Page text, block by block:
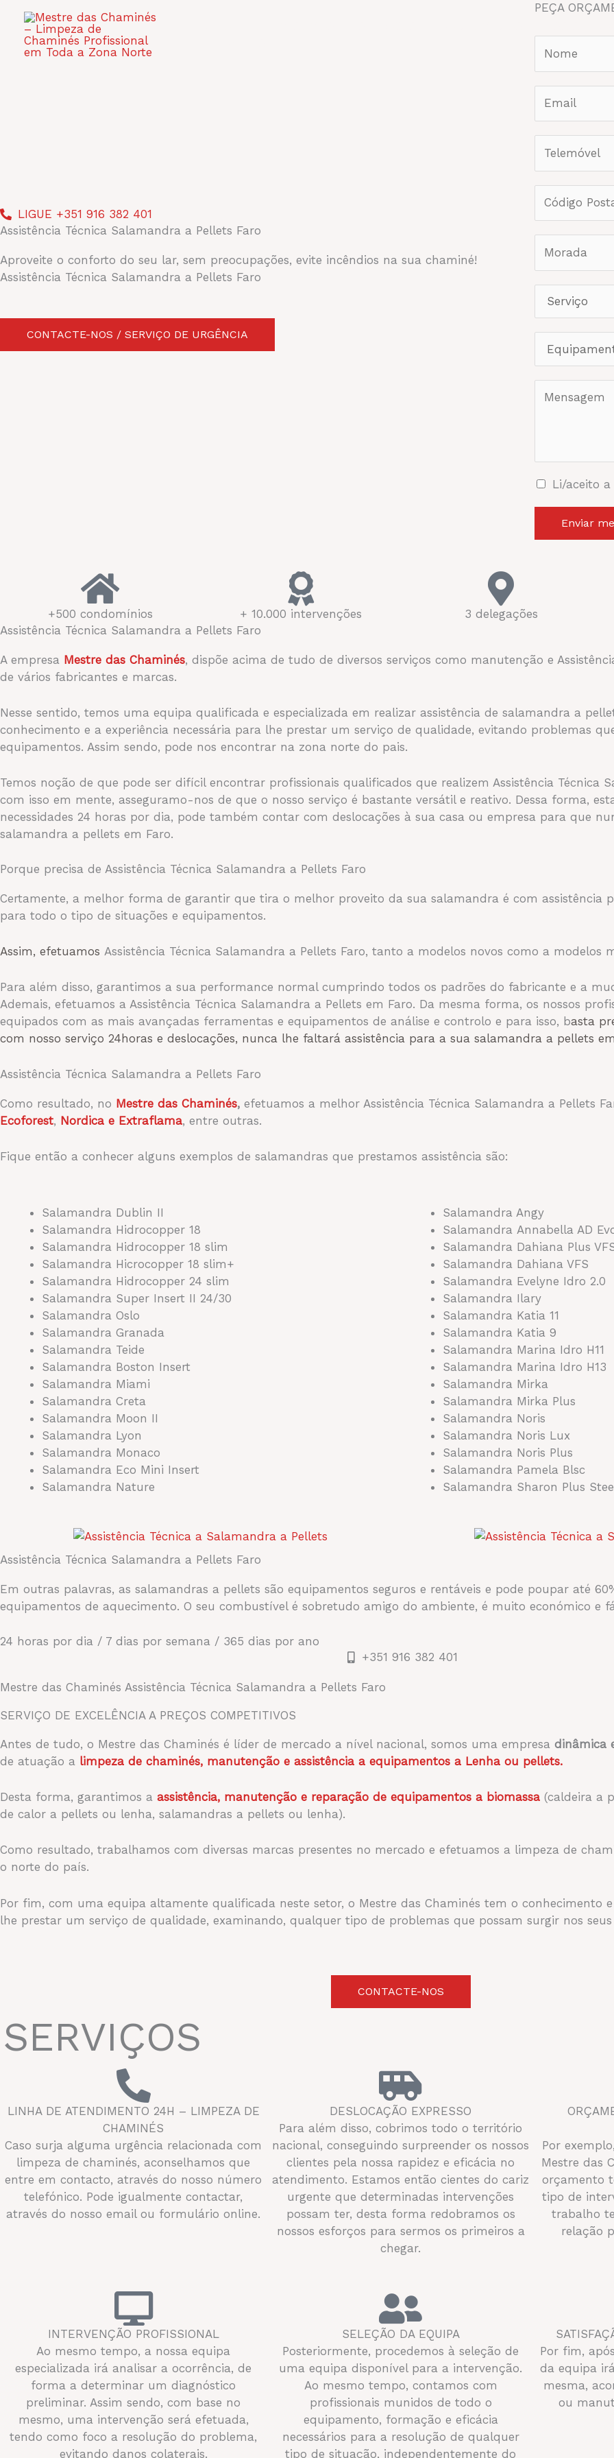
content
LIGUE +351 916 382 401
Assistência Técnica Salamandra a Pellets Faro
Aproveite o conforto do seu lar, sem preocupações, evite incêndios na sua chaminé!
Assistência Técnica Salamandra a Pellets Faro
CONTACTE-NOS / SERVIÇO DE URGÊNCIA
PEÇA
Li/aceito a
Enviar
+500 condomínios + 10.000 intervenções 3 delegações
Assistência Técnica Salamandra a Pellets Faro
A empresa Mestre das Chaminés, dispõe acima de tudo de diversos serviços como manutenção e
de vários fabricantes e marcas.
Nesse sentido, temos uma equipa qualificada e especializada em realizar assistência de salamandra a
conhecimento e a experiência necessária para lhe prestar um serviço de qualidade, evitando problemas
equipamentos. Assim sendo, pode nos encontrar na zona norte do pais.
Temos noção de que pode ser difícil encontrar profissionais qualificados que realizem Assistência Técnica
com isso em mente, asseguramo-nos de que o nosso serviço é bastante versátil e reativo. Dessa forma,
necessidades 24 horas por dia, pode também contar com deslocações à sua casa ou empresa para que
salamandra a pellets em Faro.
Porque precisa de Assistência Técnica Salamandra a Pellets Faro
Certamente, a melhor forma de garantir que tira o melhor proveito da sua salamandra é com assistência
para todo o tipo de situações e equipamentos.
Assim, efetuamos Assistência Técnica Salamandra a Pellets Faro, tanto a modelos novos como a modelos
Para além disso, garantimos a sua performance normal cumprindo todos os padrões do fabricante e a
Ademais, efetuamos a Assistência Técnica Salamandra a Pellets em Faro. Da mesma forma, os nossos
equipados com as mais avançadas ferramentas e equipamentos de análise e controlo e para isso, basta
com nosso serviço 24horas e deslocações, nunca lhe faltará assistência para a sua salamandra a pellets em
Assistência Técnica Salamandra a Pellets Faro
Como resultado, no Mestre das Chaminés, efetuamos a melhor Assistência Técnica Salamandra a Pellets
Ecoforest, Nordica e Extraflama, entre outras.
Fique então a conhecer alguns exemplos de salamandras que prestamos assistência são:
Salamandra Dublin II
Salamandra Hidrocopper 18
Salamandra Hidrocopper 18 slim
Salamandra Hicrocopper 18 slim+
Salamandra Hidrocopper 24 slim
Salamandra Super Insert II 24/30
Salamandra Oslo
Salamandra Granada
Salamandra Teide
Salamandra Boston Insert
Salamandra Miami
Salamandra Creta
Salamandra Moon II
Salamandra Lyon
Salamandra Monaco
Salamandra Eco Mini Insert
Salamandra Nature
Salamandra Angy
Salamandra Annabella AD
Salamandra Dahiana Plus
Salamandra Dahiana VFS
Salamandra Evelyne Idro 2.0
Salamandra Ilary
Salamandra Katia 11
Salamandra Katia 9
Salamandra Marina Idro H11
Salamandra Marina Idro H13
Salamandra Mirka
Salamandra Mirka Plus
Salamandra Noris
Salamandra Noris Lux
Salamandra Noris Plus
Salamandra Pamela Blsc
Salamandra Sharon Plus
Assistência Técnica Salamandra a Pellets Faro
Em outras palavras, as salamandras a pellets são equipamentos seguros e rentáveis e pode poupar até
equipamentos de aquecimento. O seu combustível é sobretudo amigo do ambiente, é muito económico e
24 horas por dia / 7 dias por semana / 365 dias por ano
+351 916 382 401
Mestre das Chaminés Assistência Técnica Salamandra a Pellets Faro
SERVIÇO DE EXCELÊNCIA A PREÇOS COMPETITIVOS
Antes de tudo, o Mestre das Chaminés é líder de mercado a nível nacional, somos uma empresa dinâmica
de atuação a limpeza de chaminés, manutenção e assistência a equipamentos a Lenha ou pellets.
Desta forma, garantimos a assistência, manutenção e reparação de equipamentos a biomassa (caldeira a
de calor a pellets ou lenha, salamandras a pellets ou lenha).
Como resultado, trabalhamos com diversas marcas presentes no mercado e efetuamos a limpeza de
o norte do país.
Por fim, com uma equipa altamente qualificada neste setor, o Mestre das Chaminés tem o conhecimento
lhe prestar um serviço de qualidade, examinando, qualquer tipo de problemas que possam surgir nos
CONTACTE-NOS
SERVIÇOS
LINHA DE ATENDIMENTO 24H – LIMPEZA DE
CHAMINÉS
Caso surja alguma urgência relacionada com
limpeza de chaminés, aconselhamos que
entre em contacto, através do nosso número
telefónico. Pode igualmente contactar,
através do nosso email ou formulário online.
DESLOCAÇÃO EXPRESSO
Para além disso, cobrimos todo o território
nacional, conseguindo surpreender os nossos
clientes pela nossa rapidez e eficácia no
atendimento. Estamos então cientes do cariz
urgente que determinadas intervenções
possam ter, desta forma redobramos os
nossos esforços para sermos os primeiros a
chegar.
Por
Mestre das
orçamento
tipo de
trabalho
relação
INTERVENÇÃO PROFISSIONAL
Ao mesmo tempo, a nossa equipa
especializada irá analisar a ocorrência, de
forma a determinar um diagnóstico
preliminar. Assim sendo, com base no
mesmo, uma intervenção será efetuada,
tendo como foco a resolução do problema,
evitando danos colaterais.
SELEÇÃO DA EQUIPA
Posteriormente, procedemos à seleção de
uma equipa disponível para a intervenção.
Ao mesmo tempo, contamos com
profissionais munidos de todo o
equipamento, formação e eficácia
necessários para a resolução de qualquer
tipo de situação, independentemente do
Por fim,
da equipa
mesma,
ou